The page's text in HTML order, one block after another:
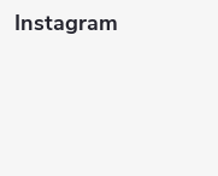
Instagram